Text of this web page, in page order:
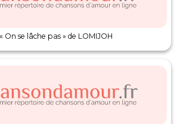
On se lâche pas » de LOMIJOH